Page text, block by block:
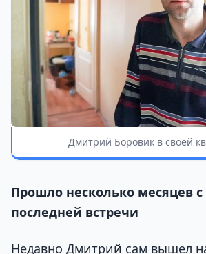
Дмитрий Боровик в своей
Прошло несколько месяцев
последней встречи
Недавно Дмитрий сам вышел